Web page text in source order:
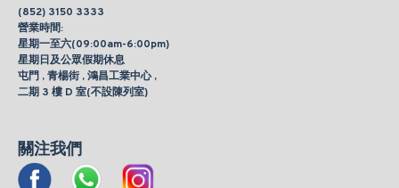
(852) 3150 3333
營業時間:
星期一至六(09:00am-6:00pm)
星期日及公眾假期休息
屯門 , 青楊街 , 鴻昌工業中心 ,
二期 3 樓 D 室(不設陳列室)
關注我們